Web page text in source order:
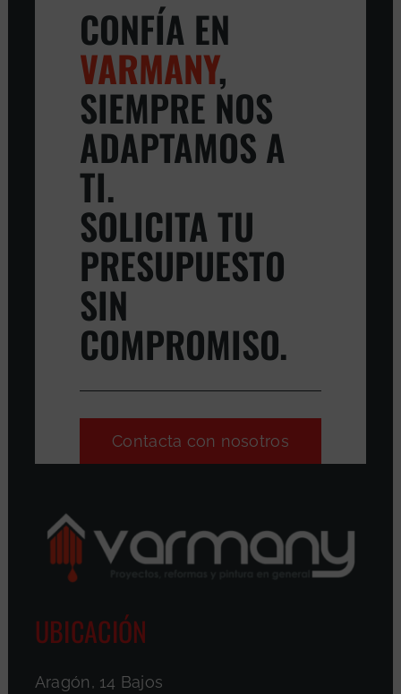
CONFÍA EN
VARMANY,
SIEMPRE NOS
ADAPTAMOS A
TI.
SOLICITA TU
PRESUPUESTO
SIN
COMPROMISO.
Contacta con nosotros
UBICACIÓN
Aragón, 14 Bajos